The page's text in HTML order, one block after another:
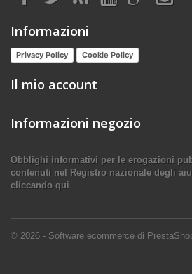
Informazioni
Privacy Policy Cookie Policy
© 2026 - Software ecommerce di
Il mio account
Informazioni negozio
Obblighi informativi per le erogazioni
contenuti nel Registro nazionale degli
cliccando qui